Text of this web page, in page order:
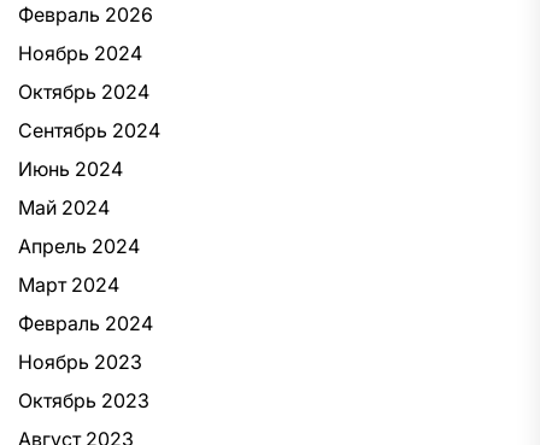
Февраль 2026
Ноябрь 2024
Октябрь 2024
Сентябрь 2024
Июнь 2024
Май 2024
Апрель 2024
Март 2024
Февраль 2024
Ноябрь 2023
Октябрь 2023
Август 2023